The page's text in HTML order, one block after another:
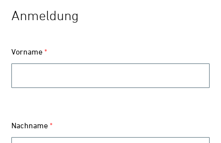
Anmeldung
Vorname*
Nachname*